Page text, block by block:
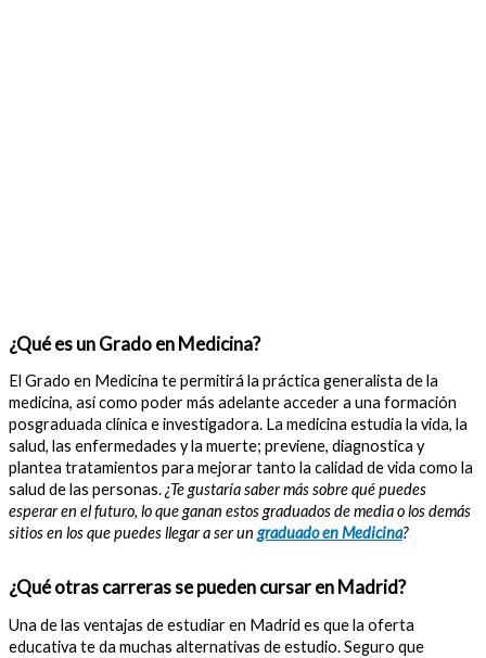
¿Qué es un Grado en Medicina?
El Grado en Medicina te permitirá la práctica generalista de la
medicina, así como poder más adelante acceder a una formación
posgraduada clínica e investigadora. La medicina estudia la vida, la
salud, las enfermedades y la muerte; previene, diagnostica y
plantea tratamientos para mejorar tanto la calidad de vida como la
salud de las personas.¿Te gustaría saber más sobre qué puedes
esperar en el futuro, lo que ganan estos graduados de media o los demás
sitios en los que puedes llegar a ser un graduado en Medicina?
¿Qué otras carreras se pueden cursar en Madrid?
Una de las ventajas de estudiar en Madrid es que la oferta
educativa te da muchas alternativas de estudio. Seguro que